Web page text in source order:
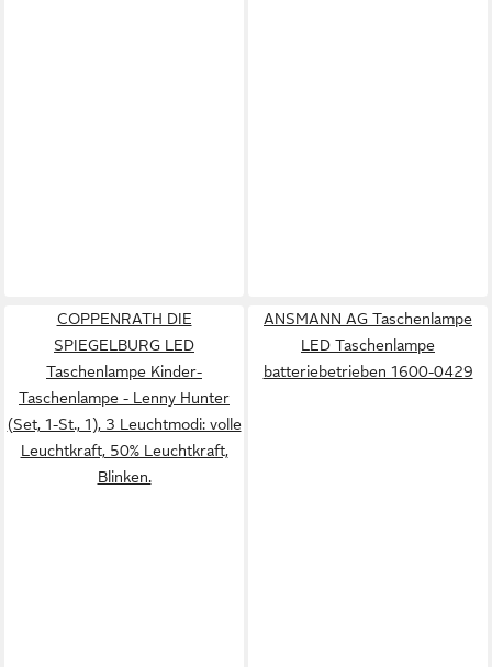
COPPENRATH DIE
SPIEGELBURG LED
Taschenlampe Kinder-
Taschenlampe - Lenny Hunter
(Set, 1-St., 1), 3 Leuchtmodi: volle
Leuchtkraft, 50% Leuchtkraft,
Blinken.
ANSMANN AG Taschenlampe
LED Taschenlampe
batteriebetrieben 1600-0429